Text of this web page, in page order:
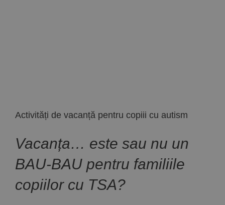
Activități de vacanță pentru copiii cu autism
Vacanța… este sau nu un
BAU-BAU pentru familiile
copiilor cu TSA?